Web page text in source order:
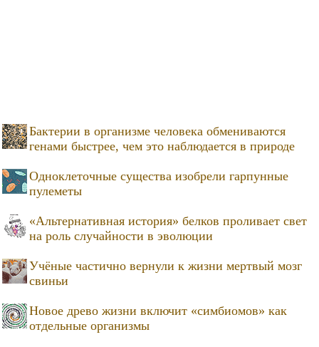
Бактерии в организме человека обмениваются
генами быстрее, чем это наблюдается в природе
Одноклеточные существа изобрели гарпунные
пулеметы
«Альтернативная история» белков проливает свет
на роль случайности в эволюции
Учёные частично вернули к жизни мертвый мозг
свиньи
Новое древо жизни включит «симбиомов» как
отдельные организмы